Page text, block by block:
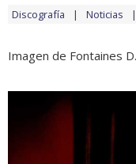
Discografía Noticias
Imagen de Fontaines